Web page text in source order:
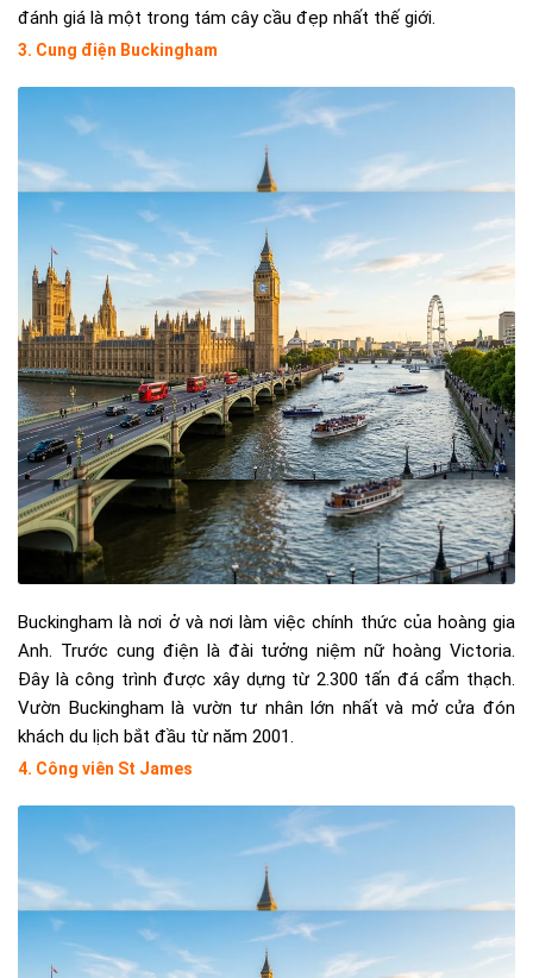
đánh giá là một trong tám cây cầu đẹp nhất thế giới.
3. Cung điện Buckingham
Buckingham là nơi ở và nơi làm việc chính thức của hoàng gia
Anh. Trước cung điện là đài tưởng niệm nữ hoàng Victoria.
Đây là công trình được xây dựng từ 2.300 tấn đá cẩm thạch.
Vườn Buckingham là vườn tư nhân lớn nhất và mở cửa đón
khách du lịch bắt đầu từ năm 2001.
4. Công viên St James